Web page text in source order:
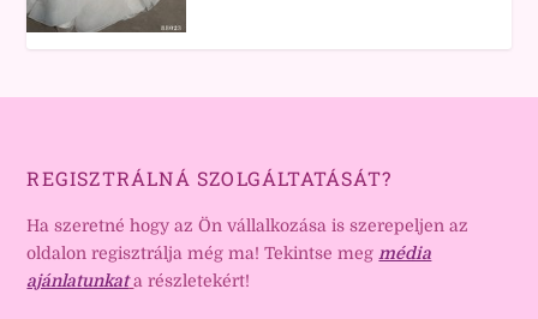
REGISZTRÁLNÁ SZOLGÁLTATÁSÁT?
Ha szeretné hogy az Ön vállalkozása is szerepeljen az
oldalon regisztrálja még ma! Tekintse meg média
ajánlatunkat a részletekért!